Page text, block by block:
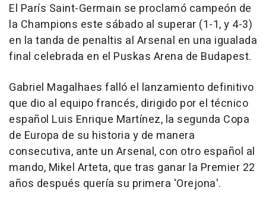
El París Saint-Germain se proclamó campeón de
la Champions este sábado al superar (1-1, y 4-3)
en la tanda de penaltis al Arsenal en una igualada
final celebrada en el Puskas Arena de Budapest.
Gabriel Magalhaes falló el lanzamiento definitivo
que dio al equipo francés, dirigido por el técnico
español Luis Enrique Martínez, la segunda Copa
de Europa de su historia y de manera
consecutiva, ante un Arsenal, con otro español al
mando, Mikel Arteta, que tras ganar la Premier 22
años después quería su primera 'Orejona'.